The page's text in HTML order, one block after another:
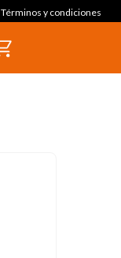
Términos y condiciones